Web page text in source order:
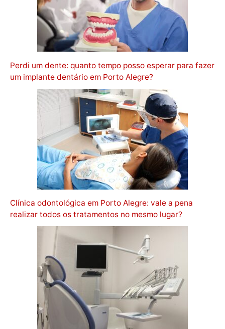
Perdi um dente: quanto tempo posso esperar para fazer
um implante dentário em Porto Alegre?
Clínica odontológica em Porto Alegre: vale a pena
realizar todos os tratamentos no mesmo lugar?